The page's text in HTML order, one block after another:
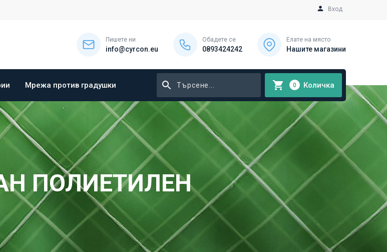
Вход
Пишете ни
info@cyrcon.eu
Обадете се
0893424242
Елате на място
Нашите магазини
Мрежа против градушки 0 Количка
ПОЛИЕТИЛЕН